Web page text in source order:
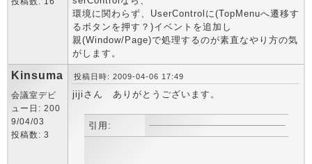
環境に関わらず、UserControlに(TopMenuへ遷移す
るボタンを押す？)イベントを追加し
親(Window/Page)で処理するのが素直なやり方の気
がします。
Kinsuma
会議室デビ
ュー日: 200
9/04/03
投稿数: 3
投稿日時: 2009-04-06 17:49
jijiさん ありがとうございます。
引用: